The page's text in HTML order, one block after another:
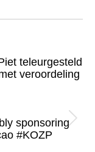
teleurgesteld
veroordeling
sponsoring
#KOZP